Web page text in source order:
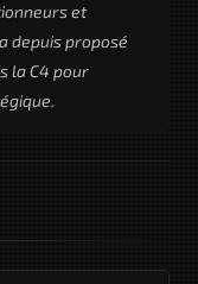
et
depuis proposé
la C4 pour